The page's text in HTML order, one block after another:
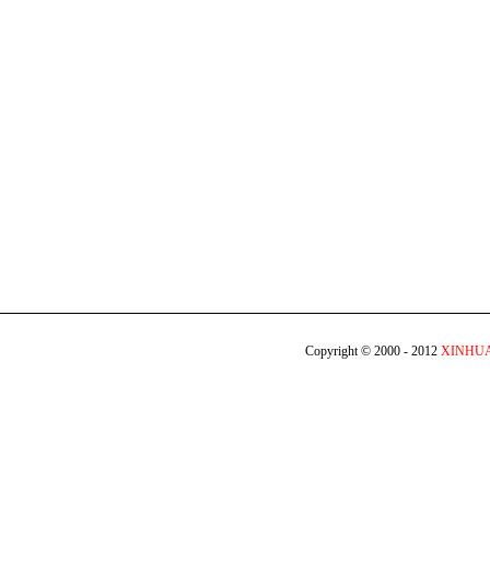
Copyright © 2000 - 2012